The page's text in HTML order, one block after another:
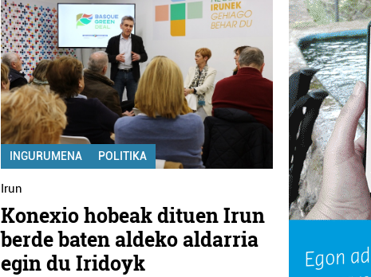
INGURUMENA POLITIKA
Irun
Konexio hobeak dituen Irun
berde baten aldeko aldarria
egin du Iridoyk